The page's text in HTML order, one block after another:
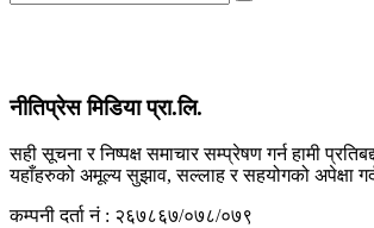
View All Result
नीतिप्रेस मिडिया प्रा.लि.
सही सूचना र निष्पक्ष समाचार सम्प्रेषण गर्न हामी
यहाँहरुको अमूल्य सुझाव, सल्लाह र सहयोगको अपेक्षा
कम्पनी दर्ता नं : २६७८६७/०७८/०७९